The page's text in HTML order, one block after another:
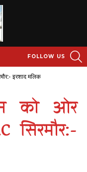
FOLLOW US
इरशाद मलिक
को ओर
सिरमौर:-